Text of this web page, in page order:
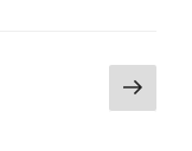
Page